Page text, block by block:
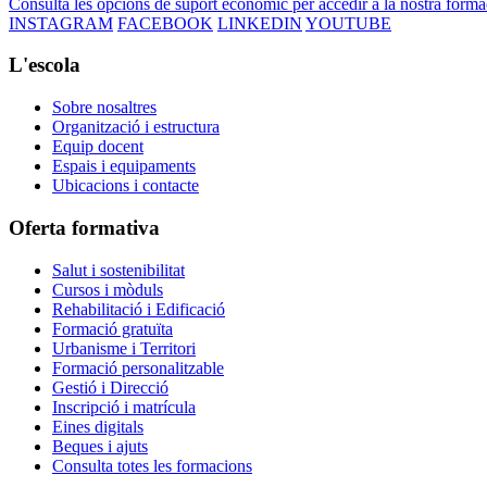
INSTAGRAM FACEBOOK LINKEDIN YOUTUBE
L'escola
Sobre nosaltres
Organització i estructura
Equip docent
Espais i equipaments
Ubicacions i contacte
Oferta formativa
Salut i sostenibilitat
Cursos i mòduls
Rehabilitació i Edificació
Formació gratuïta
Urbanisme i Territori
Formació personalitzable
Gestió i Direcció
Inscripció i matrícula
Eines digitals
Beques i ajuts
Consulta totes les formacions